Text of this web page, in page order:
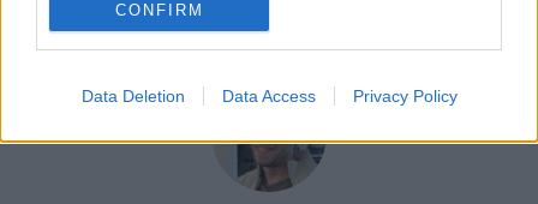
CONFIRM
Data Deletion Data Access Privacy Policy